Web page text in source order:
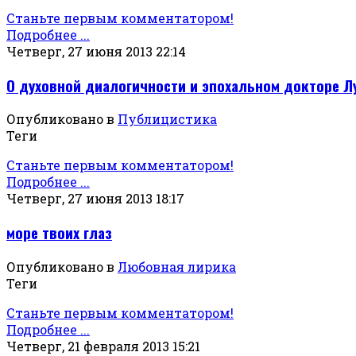
Станьте первым комментатором!
Подробнее ...
Четверг, 27 июня 2013 22:14
О духовной диалогичности и эпохальном докторе
Опубликовано в Публицистика
Теги
Станьте первым комментатором!
Подробнее ...
Четверг, 27 июня 2013 18:17
море твоих глаз
Опубликовано в Любовная лирика
Теги
Станьте первым комментатором!
Подробнее ...
Четверг, 21 февраля 2013 15:21